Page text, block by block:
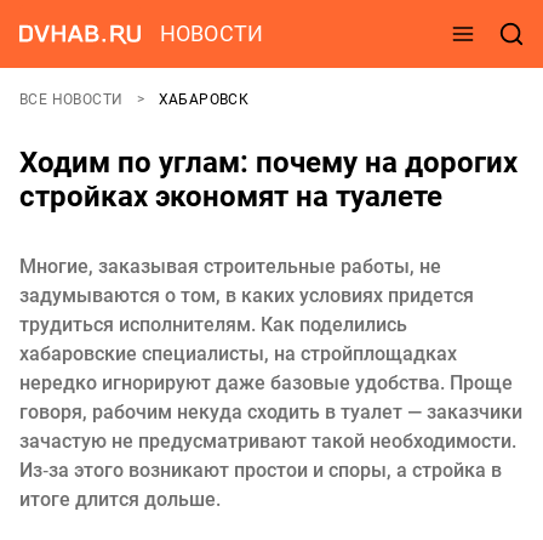
НОВОСТИ
ВСЕ НОВОСТИ ХАБАРОВСК
Ходим по углам: почему на дорогих
стройках экономят на туалете
Многие, заказывая строительные работы, не
задумываются о том, в каких условиях придется
трудиться исполнителям. Как поделились
хабаровские специалисты, на стройплощадках
нередко игнорируют даже базовые удобства. Проще
говоря, рабочим некуда сходить в туалет — заказчики
зачастую не предусматривают такой необходимости.
Из‑за этого возникают простои и споры, а стройка в
итоге длится дольше.